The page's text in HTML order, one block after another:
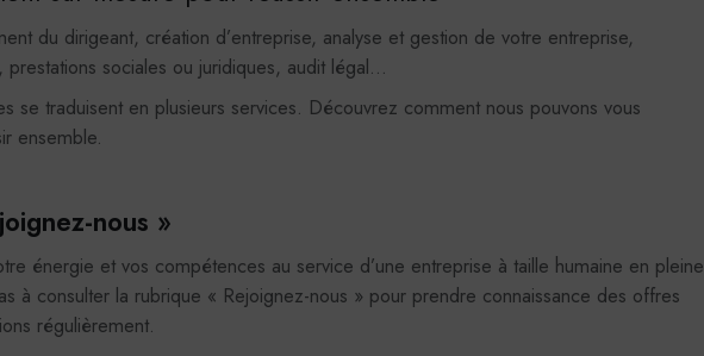
du dirigeant, création d’entreprise, analyse et gestion de votre entreprise,
prestations sociales ou juridiques, audit légal…
se traduisent en plusieurs services. Découvrez comment nous pouvons vous
ensemble.
nous »
énergie et vos compétences au service d’une entreprise à taille humaine en pleine
à consulter la rubrique « Rejoignez-nous » pour prendre connaissance des offres
régulièrement.
Viméo
Cookies générés par Viméo lorsque l'on visionne les
vidéos directement sur le site p-m-a.net.
En savoir plus
En savoir plus